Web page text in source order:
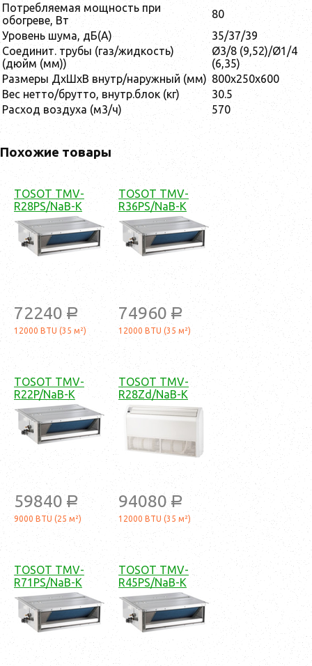
Потребляемая мощность при
обогреве, Вт
80
Уровень шума, дБ(А)
35/37/39
Соединит. трубы (газ/жидкость)
(дюйм (мм))
Ø3/8 (9,52)/Ø1/4
(6,35)
Размеры ДхШхВ внутр/наружный (мм) 800х250х600
Вес нетто/брутто, внутр.блок (кг)
30.5
Расход воздуха (м3/ч)
570
Похожие товары
TOSOT TMV-
R28PS/NaB-K
72240 a
12000 BTU (35 м²)
TOSOT TMV-
R36PS/NaB-K
74960 a
12000 BTU (35 м²)
TOSOT TMV-
R22P/NaB-K
59840 a
9000 BTU (25 м²)
TOSOT TMV-
R28Zd/NaB-K
94080 a
12000 BTU (35 м²)
TOSOT TMV-
R71PS/NaB-K
TOSOT TMV-
R45PS/NaB-K